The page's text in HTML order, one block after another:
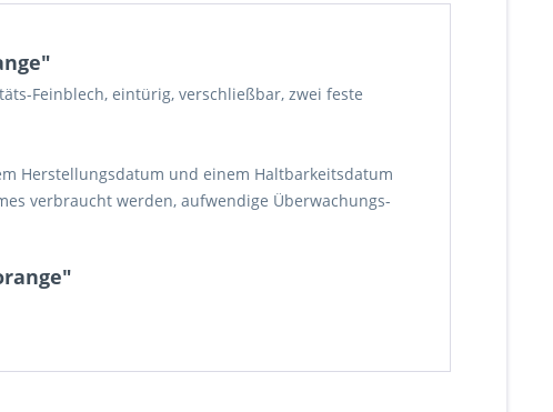
Feinblech, eintürig, verschließbar, zwei feste
Herstellungsdatum und einem Haltbarkeitsdatum
verbraucht werden, aufwendige Überwachungs-